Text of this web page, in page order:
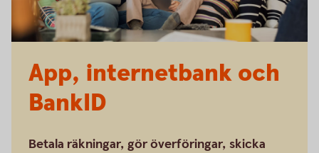
App, internetbank och
BankID
Betala räkningar, gör överföringar, skicka